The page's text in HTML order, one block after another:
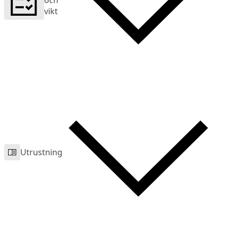
vikt
Utrustning